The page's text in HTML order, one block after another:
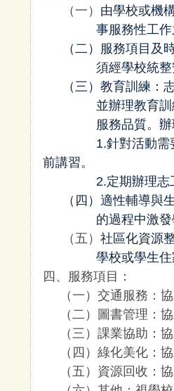
（一） 由學校或機
事服務性工
（二）服務項目及
須經學校統
（三）教育訓練：
並辦理教育
服務品質。
1.針對活動需
前講習。
2.定期辦理志
（四）適性輔導與
的過程中激
（五）社區化資源
學校或學生
四、服務項目：
（一）交通服務：
（二）圖書管理：
（三）課業協助：
（四）綠化美化：
（五）資源回收：